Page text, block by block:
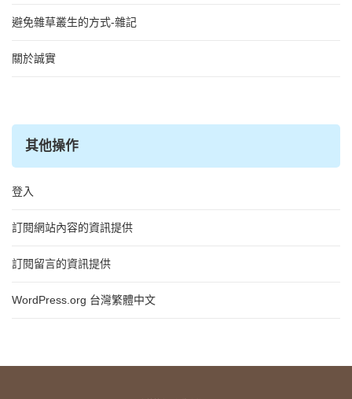
避免雜草叢生的方式-雜記
關於誠實
其他操作
登入
訂閱網站內容的資訊提供
訂閱留言的資訊提供
WordPress.org 台灣繁體中文